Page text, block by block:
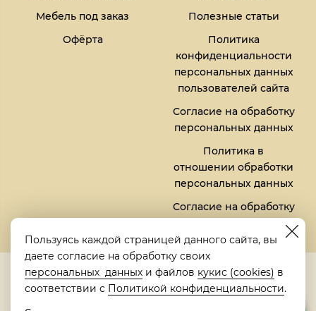
Мебель под заказ
Офёрта
Полезные статьи
Политика
конфиденциальности
персональных данных
пользователей сайта
Согласие на обработку
персональных данных
Политика в
отношении обработки
персональных данных
Согласие на обработку
файлов кукис (cookies)
5,0
Рейтинг в Яндексе
Пользуясь каждой страницей данного сайта, вы
даете согласие на обработку своих
персональных данных и файлов кукис (cookies) в
соответствии с Политикой конфиденциальности.